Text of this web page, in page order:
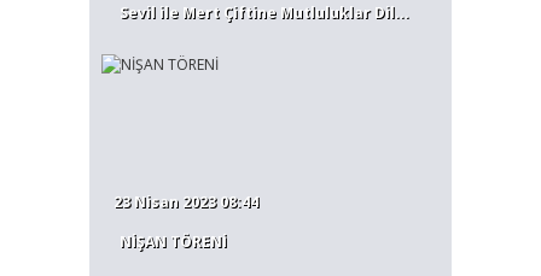
Sevil ile Mert Çiftine Mutluluklar Dil...
23 Nisan 2023 08:44
NİŞAN TÖRENİ